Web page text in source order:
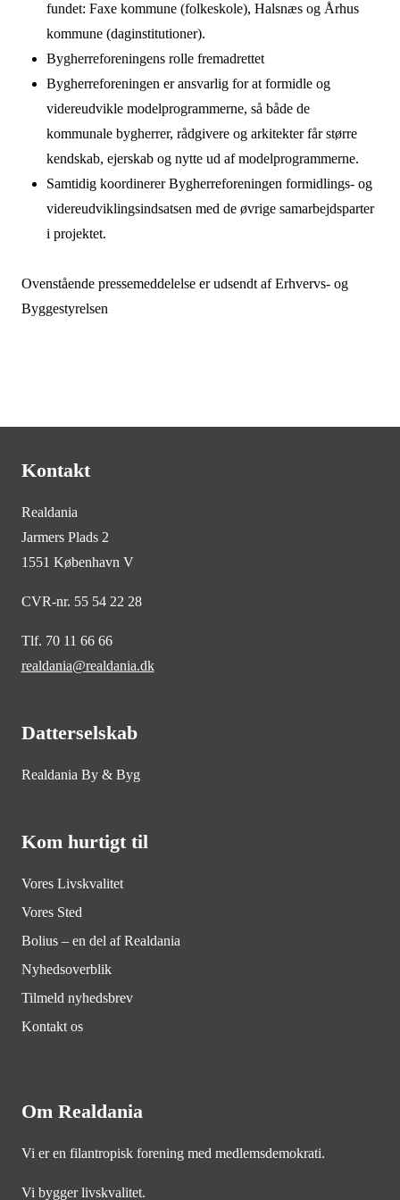
fundet: Faxe kommune (folkeskole), Halsnæs og Århus
kommune (daginstitutioner).
Bygherreforeningens rolle fremadrettet
Bygherreforeningen er ansvarlig for at formidle og
videreudvikle modelprogrammerne, så både de
kommunale bygherrer, rådgivere og arkitekter får større
kendskab, ejerskab og nytte ud af modelprogrammerne.
Samtidig koordinerer Bygherreforeningen formidlings- og
videreudviklingsindsatsen med de øvrige samarbejdsparter
i projektet.
Ovenstående pressemeddelelse er udsendt af Erhvervs- og
Byggestyrelsen
Kontakt
Realdania
Jarmers Plads 2
1551 København V
CVR-nr. 55 54 22 28
Tlf. 70 11 66 66
realdania@realdania.dk
Datterselskab
Realdania By & Byg
Kom hurtigt til
Vores Livskvalitet
Vores Sted
Bolius – en del af Realdania
Nyhedsoverblik
Tilmeld nyhedsbrev
Kontakt os
Om Realdania
Vi er en filantropisk forening med medlemsdemokrati.
Vi bygger livskvalitet.